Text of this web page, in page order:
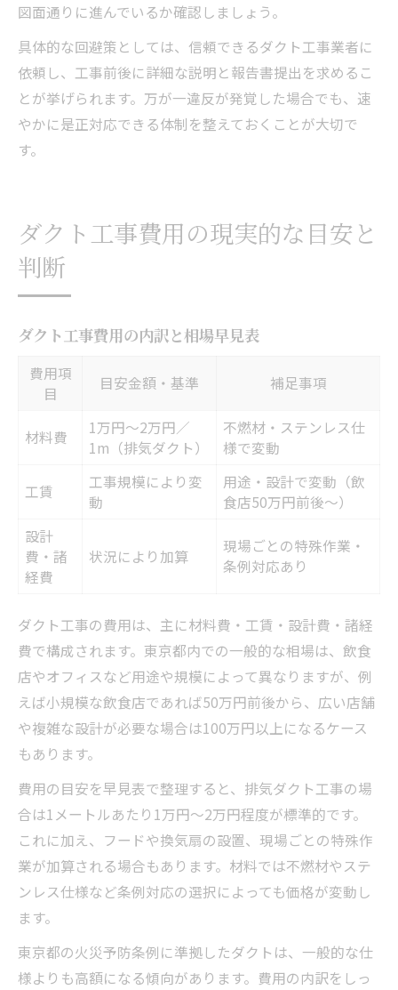
図面通りに進んでいるか確認しましょう。
具体的な回避策としては、信頼できるダクト工事業者に
依頼し、工事前後に詳細な説明と報告書提出を求めるこ
とが挙げられます。万が一違反が発覚した場合でも、速
やかに是正対応できる体制を整えておくことが大切で
す。
ダクト工事費用の現実的な目安と
判断
ダクト工事費用の内訳と相場早見表
費用項
目
目安金額・基準 補足事項
材料費
1万円〜2万円／
1m（排気ダクト）
不燃材・ステンレス仕
様で変動
工賃
工事規模により変
動
用途・設計で変動（飲
食店50万円前後〜）
設計
費・諸
経費
状況により加算
現場ごとの特殊作業・
条例対応あり
ダクト工事の費用は、主に材料費・工賃・設計費・諸経
費で構成されます。東京都内での一般的な相場は、飲食
店やオフィスなど用途や規模によって異なりますが、例
えば小規模な飲食店であれば50万円前後から、広い店舗
や複雑な設計が必要な場合は100万円以上になるケース
もあります。
費用の目安を早見表で整理すると、排気ダクト工事の場
合は1メートルあたり1万円〜2万円程度が標準的です。
これに加え、フードや換気扇の設置、現場ごとの特殊作
業が加算される場合もあります。材料では不燃材やステ
ンレス仕様など条例対応の選択によっても価格が変動し
ます。
東京都の火災予防条例に準拠したダクトは、一般的な仕
様よりも高額になる傾向があります。費用の内訳をしっ